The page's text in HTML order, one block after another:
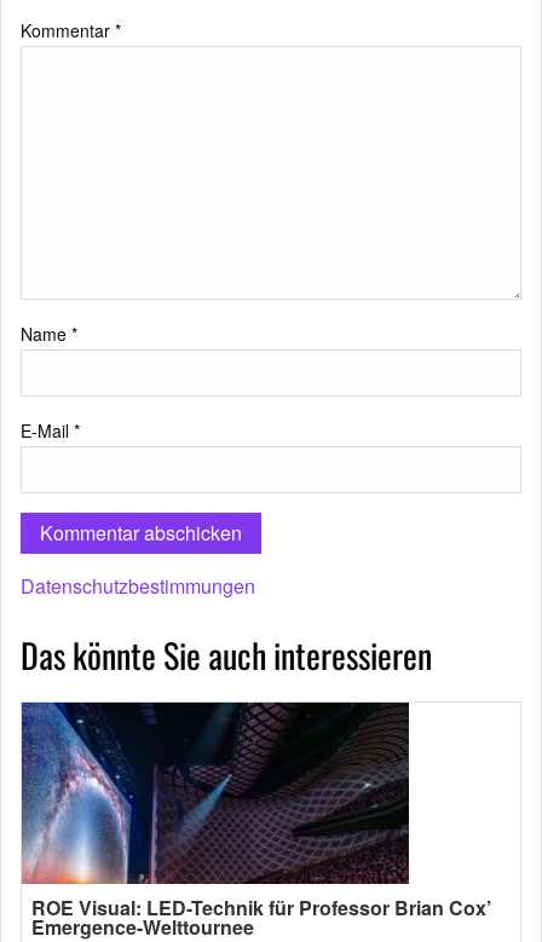
Kommentar *
Name *
E-Mail *
Datenschutzbestimmungen
Das könnte Sie auch interessieren
ROE Visual: LED-Technik für Professor Brian Cox’
Emergence-Welttournee